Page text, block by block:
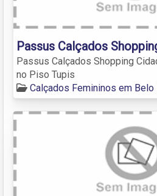
Passus Calçados
Passus Calçados Shopping
no Piso Tupis
Calçados Femininos em